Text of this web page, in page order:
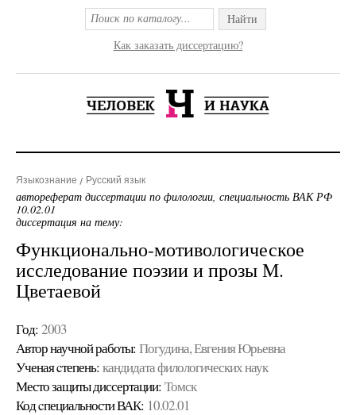
Найти
Как заказать диссертацию?
Языкознание Русский язык
автореферат диссертации по филологии, специальность ВАК РФ
10.02.01
диссертация на тему:
Функционально-мотивологическое
исследование поэзии и прозы М.
Цветаевой
Год: 2003
Автор научной работы: Погудина, Евгения Юрьевна
Ученая cтепень: кандидата филологических наук
Место защиты диссертации: Томск
Код cпециальности ВАК: 10.02.01